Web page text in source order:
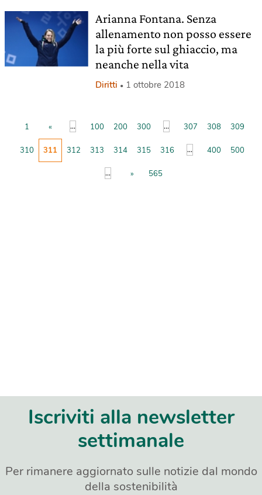
Arianna Fontana. Senza
allenamento non posso essere
la più forte sul ghiaccio, ma
neanche nella vita
Diritti 1 ottobre 2018
1 « ... 100 200 300 ... 307 308 309
310 311 312 313 314 315 316 ... 400 500
... » 565
Iscriviti alla newsletter
settimanale
Per rimanere aggiornato sulle notizie dal mondo
della sostenibilità